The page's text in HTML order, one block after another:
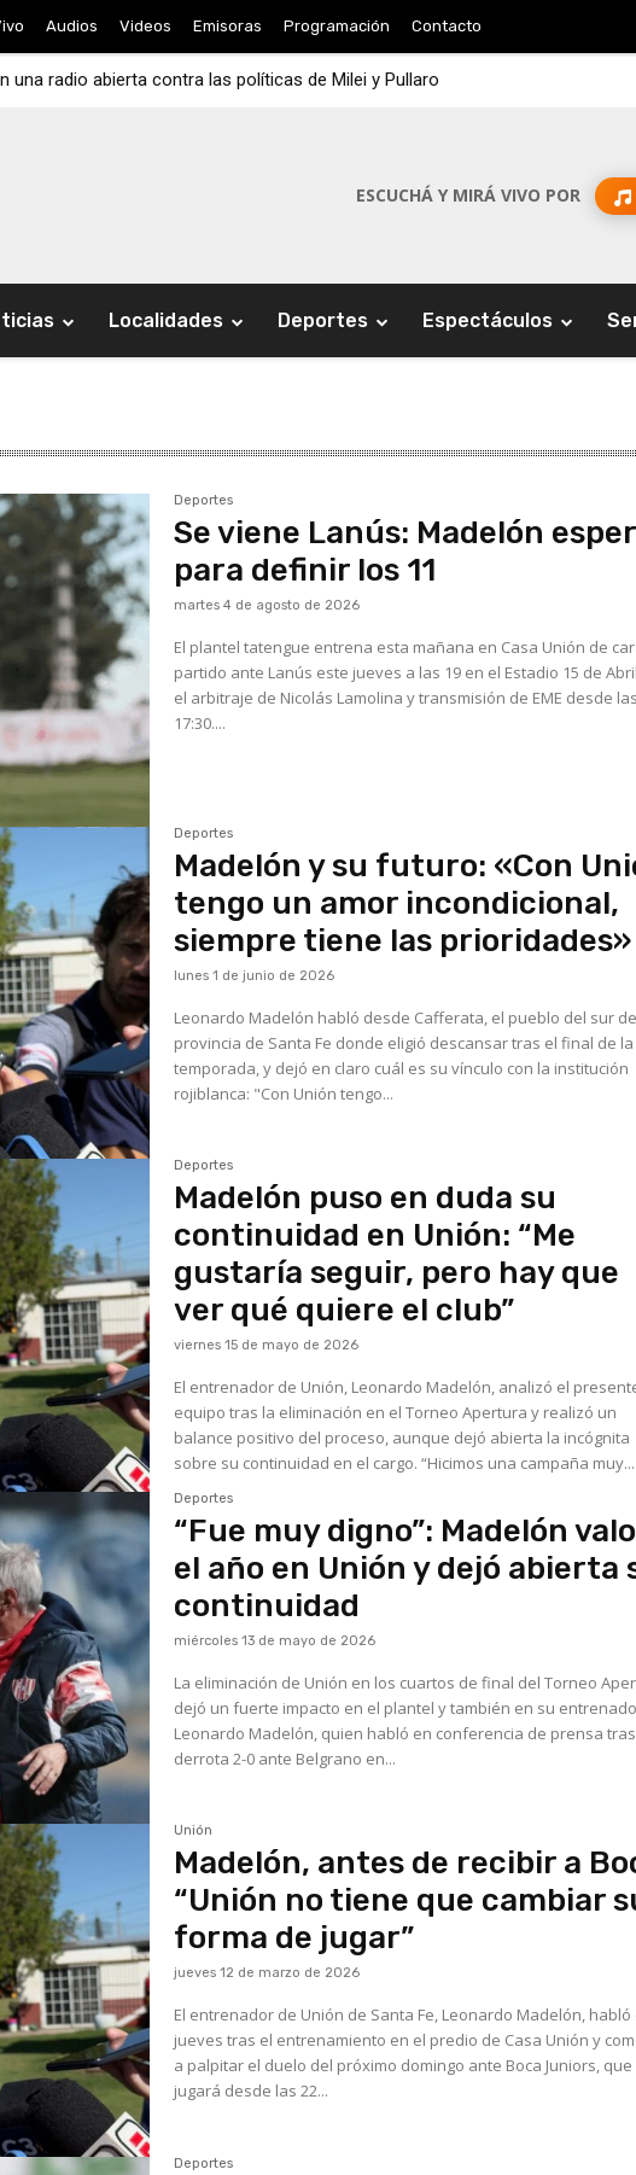
Audios Videos Emisoras Programación Contacto
una radio abierta contra las políticas de Milei y Pullaro
ESCUCHÁ Y MIRÁ VIVO POR
Localidades Deportes Espectáculos
Deportes
Se viene Lanús: Madelón
para definir los 11
martes 4 de agosto de 2026
El plantel tatengue entrena esta mañana en Casa Unión de
partido ante Lanús este jueves a las 19 en el Estadio 15 de
el arbitraje de Nicolás Lamolina y transmisión de EME desde las
17:30....
Deportes
Madelón y su futuro: «Con
tengo un amor incondicional,
siempre tiene las prioridades»
lunes 1 de junio de 2026
Leonardo Madelón habló desde Cafferata, el pueblo del sur
provincia de Santa Fe donde eligió descansar tras el final de la
temporada, y dejó en claro cuál es su vínculo con la institución
rojiblanca: "Con Unión tengo...
Deportes
Madelón puso en duda su
continuidad en Unión: “Me
gustaría seguir, pero hay que
ver qué quiere el club”
viernes 15 de mayo de 2026
El entrenador de Unión, Leonardo Madelón, analizó el
equipo tras la eliminación en el Torneo Apertura y realizó un
balance positivo del proceso, aunque dejó abierta la incógnita
sobre su continuidad en el cargo. “Hicimos una campaña muy...
Deportes
“Fue muy digno”: Madelón
el año en Unión y dejó abierta
continuidad
miércoles 13 de mayo de 2026
La eliminación de Unión en los cuartos de final del Torneo
dejó un fuerte impacto en el plantel y también en su
Leonardo Madelón, quien habló en conferencia de prensa
derrota 2-0 ante Belgrano en...
Unión
Madelón, antes de recibir a
“Unión no tiene que cambiar
forma de jugar”
jueves 12 de marzo de 2026
El entrenador de Unión de Santa Fe, Leonardo Madelón, habló
jueves tras el entrenamiento en el predio de Casa Unión y
a palpitar el duelo del próximo domingo ante Boca Juniors, que
jugará desde las 22...
Deportes